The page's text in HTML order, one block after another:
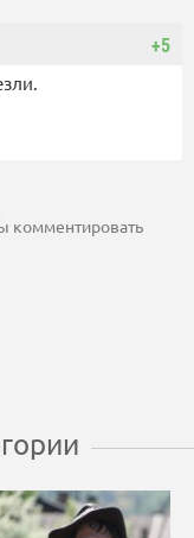
+5
комментировать